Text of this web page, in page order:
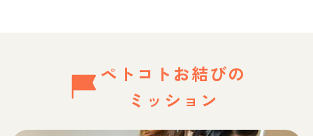
ペトコトお結びの
ミッション